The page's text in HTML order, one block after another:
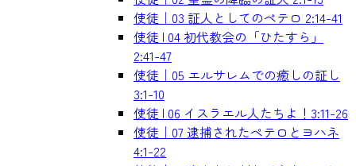
使徒｜03 証人としてのペテロ 2:14-41
使徒 | 04 初代教会の「ひたすら」
2:41-47
使徒｜05 エルサレムでの癒しの証し
3:1-10
使徒 | 06 イスラエル人たちよ！3:11-26
使徒｜07 逮捕されたペテロとヨハネ
4:1-22